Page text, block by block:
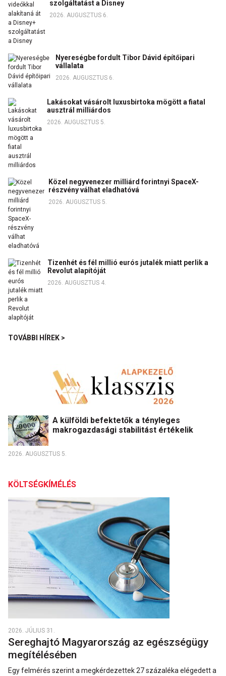
szolgáltatást a Disney
2026. AUGUSZTUS 6.
Nyereségbe fordult Tibor Dávid építőipari
vállalata
2026. AUGUSZTUS 6.
Lakásokat vásárolt luxusbirtoka mögött a fiatal
ausztrál milliárdos
2026. AUGUSZTUS 5.
Közel negyvenezer milliárd forintnyi SpaceX-
részvény válhat eladhatóvá
2026. AUGUSZTUS 5.
Tizenhét és fél millió eurós jutalék miatt perlik a
Revolut alapítóját
2026. AUGUSZTUS 4.
TOVÁBBI HÍREK >
A külföldi befektetők a tényleges
makrogazdasági stabilitást értékelik
2026. AUGUSZTUS 5.
KÖLTSÉGKÍMÉLÉS
2026. JÚLIUS 31.
Sereghajtó Magyarország az egészségügy
megítélésében
Egy felmérés szerint a megkérdezettek 27 százaléka elégedett a